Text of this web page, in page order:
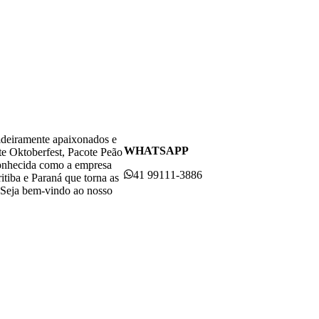
apaixonados e
Oktoberfest, Pacote Peão
como a empresa
e Paraná que torna as
bem-vindo ao nosso
WHATSAPP
41 99111-3886